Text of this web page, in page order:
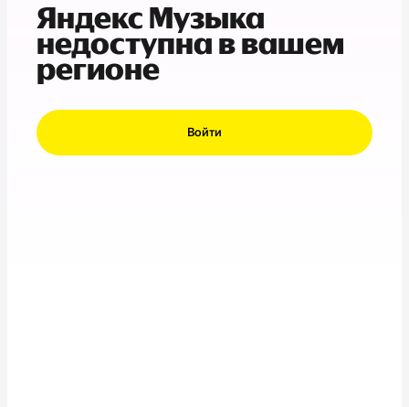
Яндекс Музыка
недоступна в вашем
регионе
Войти